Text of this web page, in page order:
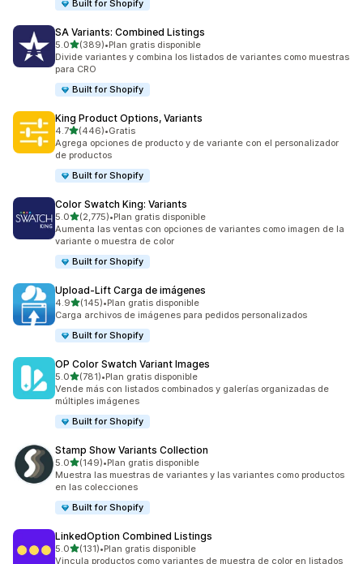
Built for Shopify
SA Variants: Combined Listings
5.0de 5 estrellas
(389)
389 reseñas en total
•Plan gratis disponible
Divide variantes y combina los listados de variantes como muestras
para CRO
Built for Shopify
King Product Options, Variants
4.7de 5 estrellas
(446)
446 reseñas en total
•Gratis
Agrega opciones de producto y de variante con el personalizador
de productos
Built for Shopify
Color Swatch King: Variants
5.0de 5 estrellas
(2,775)
2775 reseñas en total
•Plan gratis disponible
Aumenta las ventas con opciones de variantes como imagen de la
variante o muestra de color
Built for Shopify
Upload‑Lift Carga de imágenes
4.9de 5 estrellas
(145)
145 reseñas en total
•Plan gratis disponible
Carga archivos de imágenes para pedidos personalizados
Built for Shopify
OP Color Swatch Variant Images
5.0de 5 estrellas
(781)
781 reseñas en total
•Plan gratis disponible
Vende más con listados combinados y galerías organizadas de
múltiples imágenes
Built for Shopify
Stamp Show Variants Collection
5.0de 5 estrellas
(149)
149 reseñas en total
•Plan gratis disponible
Muestra las muestras de variantes y las variantes como productos
en las colecciones
Built for Shopify
LinkedOption Combined Listings
5.0de 5 estrellas
(131)
131 reseñas en total
•Plan gratis disponible
Vincula productos como variantes de muestra de color en listados